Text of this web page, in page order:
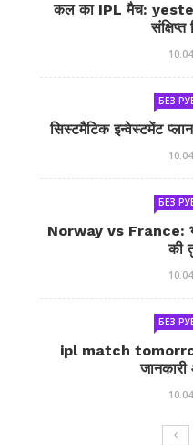
कल का IPL मैच:
БЕЗ
सिस्टमैटिक इन्वेस्टमेंट
БЕЗ
Norway vs France:
की
БЕЗ
ipl match